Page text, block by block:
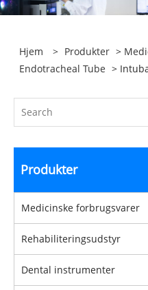
Hjem > Produkter >
Endotracheal Tube >
Produkter
Medicinske forbrugsvarer
Rehabiliteringsudstyr
Dental instrumenter